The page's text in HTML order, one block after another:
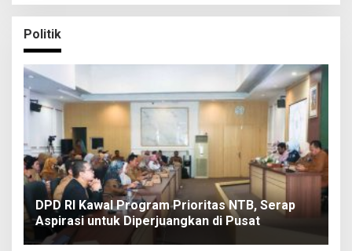
Politik
DPD RI Kawal Program Prioritas NTB, Serap
Aspirasi untuk Diperjuangkan di Pusat